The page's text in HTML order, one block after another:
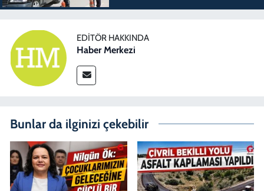
EDITÖR HAKKINDA
Haber Merkezi
Bunlar da ilginizi çekebilir